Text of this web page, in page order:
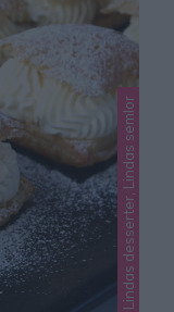
Lindas desserter, Lindas semlor